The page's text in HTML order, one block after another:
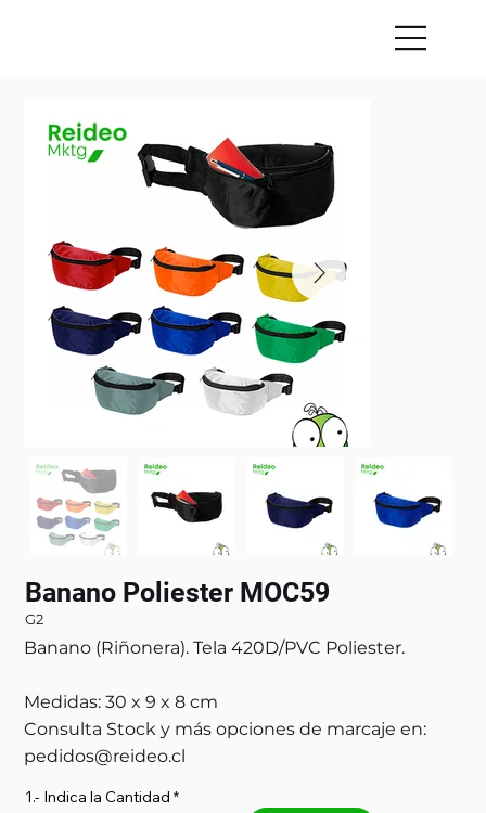
Banano Poliester MOC59
G2
Banano (Riñonera). Tela 420D/PVC Poliester.
Medidas: 30 x 9 x 8 cm
Consulta Stock y más opciones de marcaje en:
pedidos@reideo.cl
1.- Indica la Cantidad